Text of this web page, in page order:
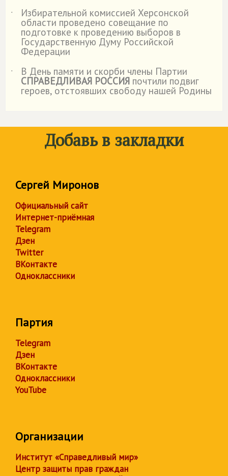
˙
Избирательной комиссией Херсонской
области проведено совещание по
подготовке к проведению выборов в
Государственную Думу Российской
Федерации
˙
В День памяти и скорби члены Партии
СПРАВЕДЛИВАЯ РОССИЯ почтили подвиг
героев, отстоявших свободу нашей Родины
Добавь в закладки
Сергей Миронов
Официальный сайт
Интернет-приёмная
Telegram
Дзен
Twitter
ВКонтакте
Одноклассники
Партия
Telegram
Дзен
ВКонтакте
Одноклассники
YouTube
Организации
Институт «Справедливый мир»
Центр защиты прав граждан